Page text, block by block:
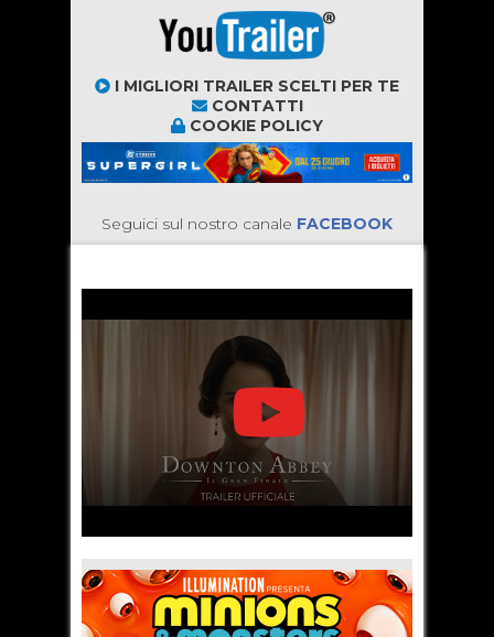
I MIGLIORI TRAILER SCELTI PER TE
CONTATTI
COOKIE POLICY
Seguici sul nostro canale FACEBOOK